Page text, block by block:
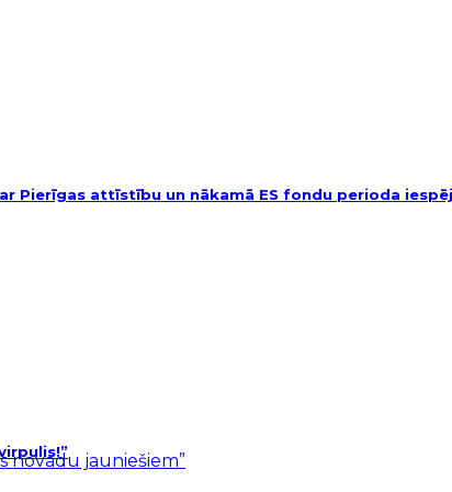
Pierīgas attīstību un nākamā ES fondu perioda
novadu jauniešiem”